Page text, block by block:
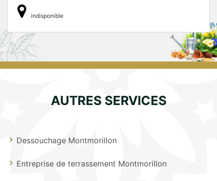
indisponible
AUTRES SERVICES
Dessouchage Montmorillon
Entreprise de terrassement Montmorillon